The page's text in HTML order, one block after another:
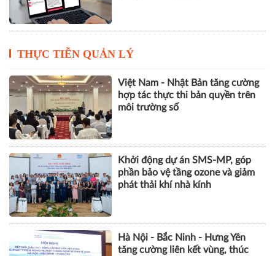
THỰC TIỄN QUẢN LÝ
Việt Nam - Nhật Bản tăng cường
hợp tác thực thi bản quyền trên
môi trường số
Khởi động dự án SMS-MP, góp
phần bảo vệ tầng ozone và giảm
phát thải khí nhà kính
Hà Nội - Bắc Ninh - Hưng Yên
tăng cường liên kết vùng, thúc